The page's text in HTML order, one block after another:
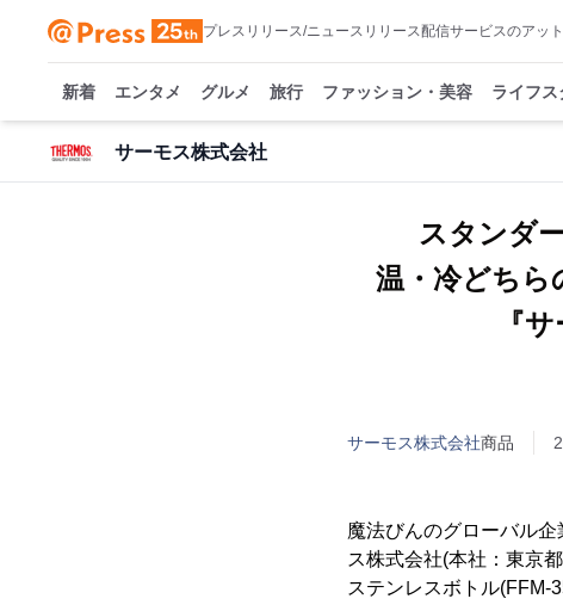
プレスリリース/ニュースリリース配信サービスのアッ
新着 エンタメ グルメ 旅行 ファッション・美容 ライフス
サーモス株式会社
スタンダ
温・冷どち
『
サーモス株式会社商品
魔法びんのグローバル
ス株式会社(本社：東京
ステンレスボトル(FFM-